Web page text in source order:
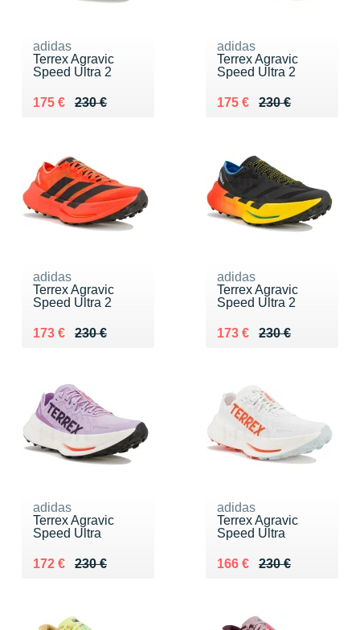
adidas
Terrex Agravic
Speed Ultra 2
230 €
Au lieu de 230 €
175 €
Vendu 175 €
adidas
Terrex Agravic
Speed Ultra 2
230 €
Au lieu de 230 €
175 €
Vendu 175 €
adidas
Terrex Agravic
Speed Ultra 2
230 €
Au lieu de 230 €
173 €
Vendu 173 €
adidas
Terrex Agravic
Speed Ultra 2
230 €
Au lieu de 230 €
173 €
Vendu 173 €
adidas
Terrex Agravic
Speed Ultra
230 €
Au lieu de 230 €
172 €
Vendu 172 €
adidas
Terrex Agravic
Speed Ultra
230 €
Au lieu de 230 €
166 €
Vendu 166 €